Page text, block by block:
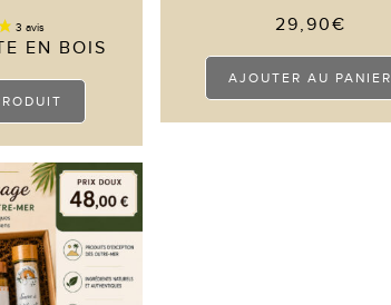
EN BOIS
Ce
a
variations.
Les
options
peuvent
être
choisies
sur
la
29,90€
AJOUTER AU PANIER